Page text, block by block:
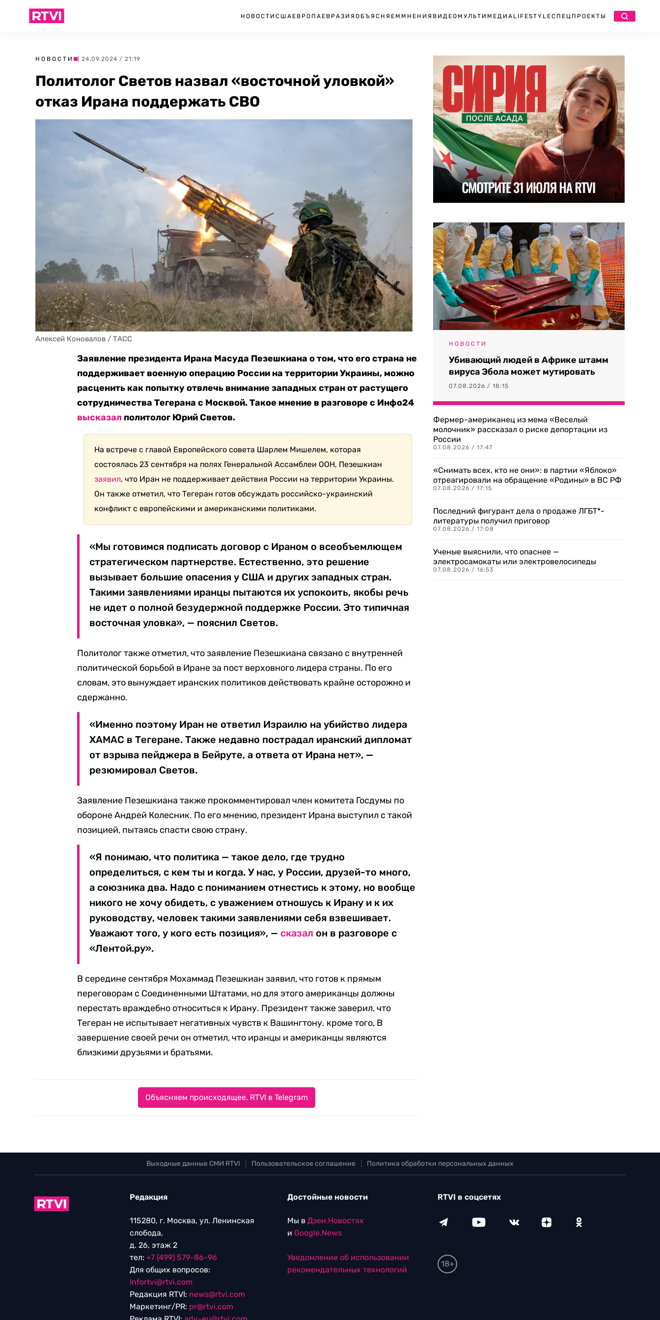
НОВОСТИ США ЕВРОПА ЕВРАЗИЯ ОБЪЯСНЯЕМ МНЕНИЯ ВИДЕО МУЛЬТИМЕДИА LIFESTYLEСПЕЦПРОЕКТЫ
НОВОСТИ | 24.09.2024 / 21:19
Политолог Светов назвал «восточной уловкой»
отказ Ирана поддержать СВО
Алексей Коновалов / ТАСС
Заявление президента Ирана Масуда Пезешкиана о том, что его страна не
поддерживает военную операцию России на территории Украины, можно
расценить как попытку отвлечь внимание западных стран от растущего
сотрудничества Тегерана с Москвой. Такое мнение в разговоре с Инфо24
высказал политолог Юрий Светов.
На встрече с главой Европейского совета Шарлем Мишелем, которая
состоялась 23 сентября на полях Генеральной Ассамблеи ООН, Пезешкиан
заявил, что Иран не поддерживает действия России на территории Украины.
Он также отметил, что Тегеран готов обсуждать российско-украинский
конфликт с европейскими и американскими политиками.
«Мы готовимся подписать договор с Ираном о всеобъемлющем
стратегическом партнерстве. Естественно, это решение
вызывает большие опасения у США и других западных стран.
Такими заявлениями иранцы пытаются их успокоить, якобы речь
не идет о полной безудержной поддержке России. Это типичная
восточная уловка», — пояснил Светов.
Политолог также отметил, что заявление Пезешкиана связано с внутренней
политической борьбой в Иране за пост верховного лидера страны. По его
словам, это вынуждает иранских политиков действовать крайне осторожно и
сдержанно.
«Именно поэтому Иран не ответил Израилю на убийство лидера
ХАМАС в Тегеране. Также недавно пострадал иранский дипломат
от взрыва пейджера в Бейруте, а ответа от Ирана нет», —
резюмировал Светов.
Заявление Пезешкиана также прокомментировал член комитета Госдумы по
обороне Андрей Колесник. По его мнению, президент Ирана выступил с такой
позицией, пытаясь спасти свою страну.
«Я понимаю, что политика — такое дело, где трудно
определиться, с кем ты и когда. У нас, у России, друзей-то много,
а союзника два. Надо с пониманием отнестись к этому, но вообще
никого не хочу обидеть, с уважением отношусь к Ирану и к их
руководству, человек такими заявлениями себя взвешивает.
Уважают того, у кого есть позиция», — сказал он в разговоре с
«Лентой.ру».
В середине сентября Мохаммад Пезешкиан заявил, что готов к прямым
переговорам с Соединенными Штатами, но для этого американцы должны
перестать враждебно относиться к Ирану. Президент также заверил, что
Тегеран не испытывает негативных чувств к Вашингтону. кроме того, В
завершение своей речи он отметил, что иранцы и американцы являются
близкими друзьями и братьями.
Объясняем происходящее. RTVI в Telegram
НОВОСТИ
Убивающий людей в Африке штамм
вируса Эбола может мутировать
07.08.2026 / 18:15
Фермер-американец из мема «Веселый
молочник» рассказал о риске депортации из
России
07.08.2026 / 17:47
«Снимать всех, кто не они»: в партии «Яблоко»
отреагировали на обращение «Родины» в ВС РФ
07.08.2026 / 17:15
Последний фигурант дела о продаже ЛГБТ*-
литературы получил приговор
07.08.2026 / 17:08
Ученые выяснили, что опаснее —
электросамокаты или электровелосипеды
07.08.2026 / 16:53
Выходные данные СМИ RTVI Пользовательское соглашение Политика обработки персональных данных
Редакция
115280, г. Москва, ул. Ленинская
слобода,
д. 26, этаж 2
тел: +7 (499) 579-86-96
Для общих вопросов:
Infortvi@rtvi.com
Редакция RTVI: news@rtvi.com
Маркетинг/PR: pr@rtvi.com
Достойные новости
Мы в Дзен.Новостях
и Google.News
Уведомление об использовании
рекомендательных технологий
RTVI в соцсетях
18+